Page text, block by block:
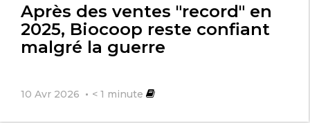
Après des ventes "record" en
2025, Biocoop reste confiant
malgré la guerre
10 Avr 2026 < 1 minute